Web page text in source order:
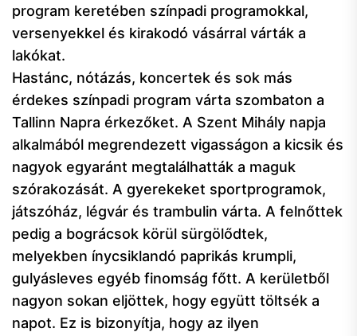
program keretében színpadi programokkal,
versenyekkel és kirakodó vásárral várták a
lakókat.
Hastánc, nótázás, koncertek és sok más
érdekes színpadi program várta szombaton a
Tallinn Napra érkezőket. A Szent Mihály napja
alkalmából megrendezett vigasságon a kicsik és
nagyok egyaránt megtalálhatták a maguk
szórakozását. A gyerekeket sportprogramok,
játszóház, légvár és trambulin várta. A felnőttek
pedig a bográcsok körül sürgölődtek,
melyekben ínycsiklandó paprikás krumpli,
gulyásleves egyéb finomság főtt. A kerületből
nagyon sokan eljöttek, hogy együtt töltsék a
napot. Ez is bizonyítja, hogy az ilyen